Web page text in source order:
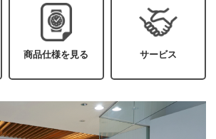
商品仕様を見る サービス